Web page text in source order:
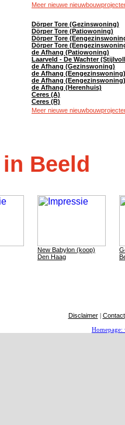
Meer nieuwe
Dörper Tore (Gezinswoning)
Dörper Tore (Patiowoning)
Dörper Tore
Dörper Tore
de Afhang (Patiowoning)
Laarveld - De Wachter
de Afhang (Gezinswoning)
de Afhang (Eengezinswoning)
de Afhang (Eengezinswoning)
de Afhang (Herenhuis)
Ceres (A)
Ceres (R)
Meer nieuwe
Beeld
New Babylon (koop)
Den Haag
Disclaimer| Contact